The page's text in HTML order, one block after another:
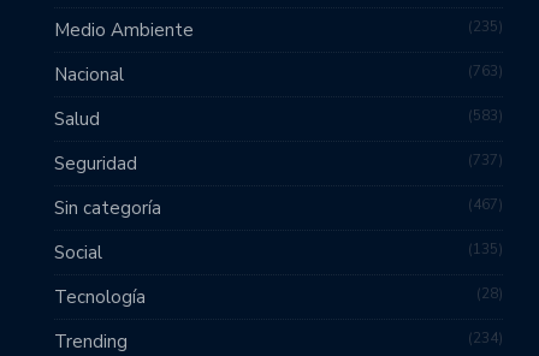
Medio Ambiente 235
Nacional 763
Salud 583
Seguridad 737
Sin categoría 467
Social 135
Tecnología 28
Trending 234